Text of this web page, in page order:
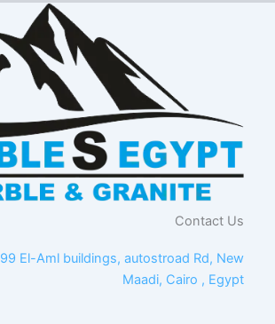
Contact Us
99 El-Aml buildings, autostroad Rd, New
Maadi, Cairo , Egypt